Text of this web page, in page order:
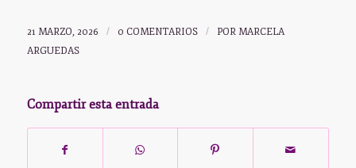
21 MARZO, 2026 / 0 COMENTARIOS / POR MARCELA
ARGUEDAS
Compartir esta entrada